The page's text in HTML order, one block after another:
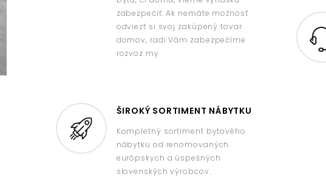
zabezpečiť. Ak nemáte možnosť
odviezť si svoj zakúpený tovar
domov, radi Vám zabezpečíme
rozvoz my.
ŠIROKÝ SORTIMENT NÁBYTKU
Kompletný sortiment bytového
nábytku od renomovaných
európskych a úspešných
slovenských výrobcov.